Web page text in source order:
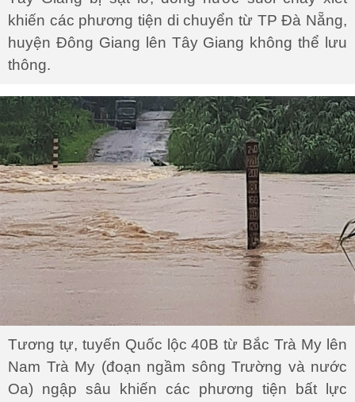
khiến các phương tiện di chuyển từ TP Đà Nẵng,
huyện Đông Giang lên Tây Giang không thể lưu
thông.
Tương tự, tuyến Quốc lộc 40B từ Bắc Trà My lên
Nam Trà My (đoạn ngầm sông Trường và nước
Oa) ngập sâu khiến các phương tiện bất lực